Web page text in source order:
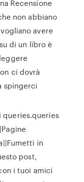
Recensione
non abbiano
avere
di un libro è
ci dovrà
spingerci
queries.queries
in
post,
i tuoi amici